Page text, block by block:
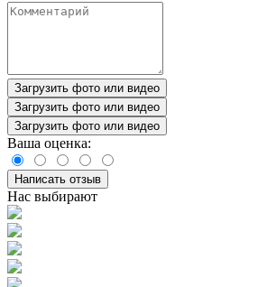
Загрузить фото или видео
Загрузить фото или видео
Загрузить фото или видео
Ваша оценка:
Написать отзыв
Нас выбирают